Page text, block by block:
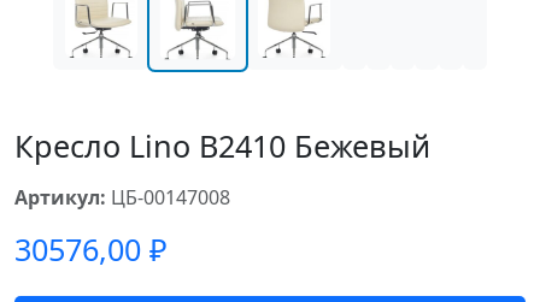
Кресло Lino B2410 Бежевый
Артикул: ЦБ-00147008
30576,00 ₽